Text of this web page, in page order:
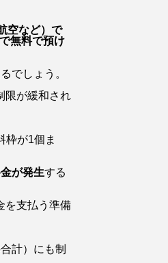
空など）で
無料で預け
でしょう。
限が緩和され
枠が1個ま
が発生する
を支払う準備
計）にも制